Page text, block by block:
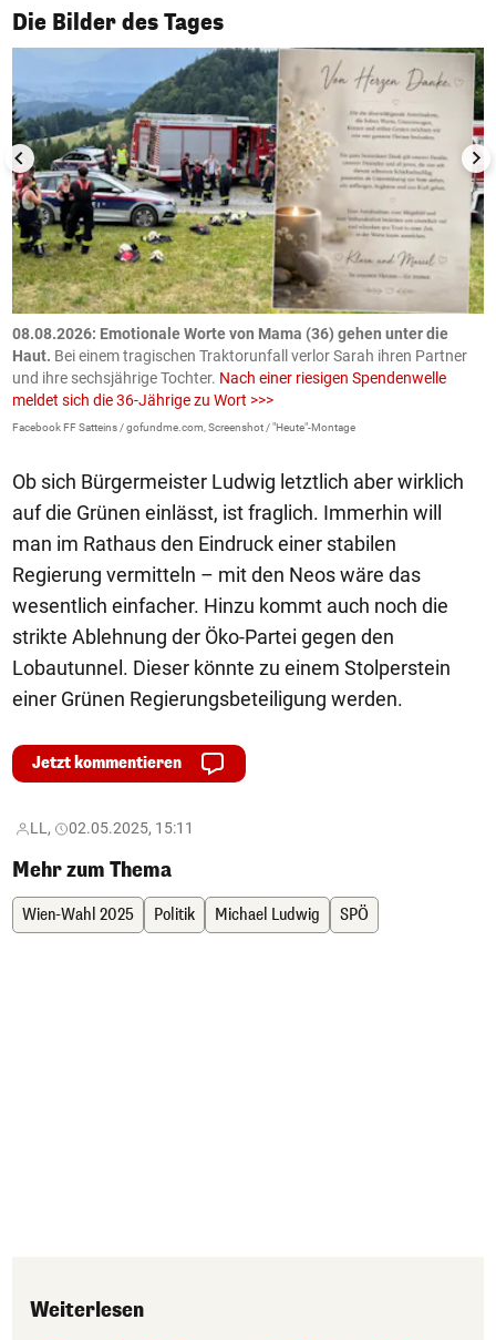
Die Bilder des Tages
1/50
08.08.2026: Emotionale Worte von Mama (36) gehen unter die
Haut. Bei einem tragischen Traktorunfall verlor Sarah ihren Partner
und ihre sechsjährige Tochter. Nach einer riesigen Spendenwelle
meldet sich die 36-Jährige zu Wort >>>
Facebook FF Satteins / gofundme.com, Screenshot / "Heute"-Montage
Ob sich Bürgermeister Ludwig letztlich aber wirklich
auf die Grünen einlässt, ist fraglich. Immerhin will
man im Rathaus den Eindruck einer stabilen
Regierung vermitteln – mit den Neos wäre das
wesentlich einfacher. Hinzu kommt auch noch die
strikte Ablehnung der Öko-Partei gegen den
Lobautunnel. Dieser könnte zu einem Stolperstein
einer Grünen Regierungsbeteiligung werden.
Jetzt kommentieren
LL, 02.05.2025, 15:11
Mehr zum Thema
Wien-Wahl 2025 Politik Michael Ludwig SPÖ
Weiterlesen